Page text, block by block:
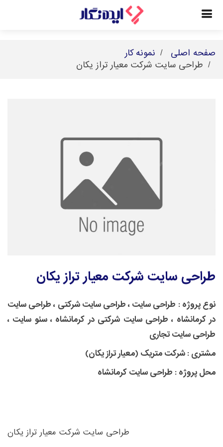
صفحه اصلی
نمونه کار
طراحی سایت شرکت معیار تراز یکان
طراحی سایت شرکت معیار تراز یکان
نوع پروژه : طراحی سایت ، طراحی سایت شرکتی ، طراحی سایت
در کرمانشاه ، طراحی سایت شرکتی در کرمانشاه ، سئو سایت ،
طراحی سایت تجاری
مشتری : شرکت متریک (معیار تراز یکان)
محل پروژه : طراحی سایت کرمانشاه
طراحی سایت شرکت معیار تراز یکان